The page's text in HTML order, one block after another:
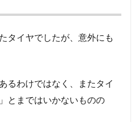
タイヤでしたが、意外にも
るわけではなく、またタイ
とまではいかないものの